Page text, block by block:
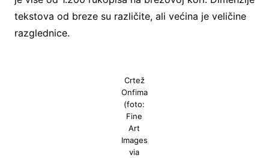
tekstova od breze su različite, ali većina je veličine
razglednice.
Crtež
Onfima
(foto:
Fine
Art
Images
via